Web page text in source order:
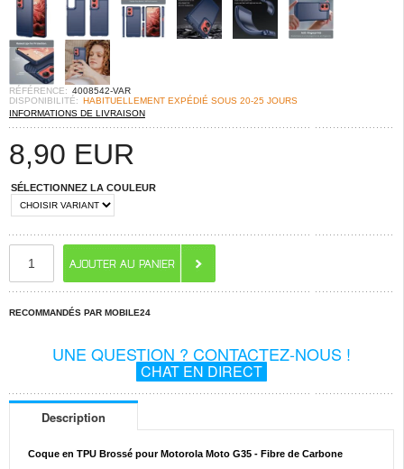
RÉFÉRENCE: 4008542-VAR
DISPONIBILITÉ: HABITUELLEMENT EXPÉDIÉ SOUS 20-25 JOURS
INFORMATIONS DE LIVRAISON
8,90 EUR
SÉLECTIONNEZ LA COULEUR
RECOMMANDÉS PAR MOBILE24
UNE QUESTION ? CONTACTEZ-NOUS !
CHAT EN DIRECT
Description
Coque en TPU Brossé pour Motorola Moto G35 - Fibre de Carbone